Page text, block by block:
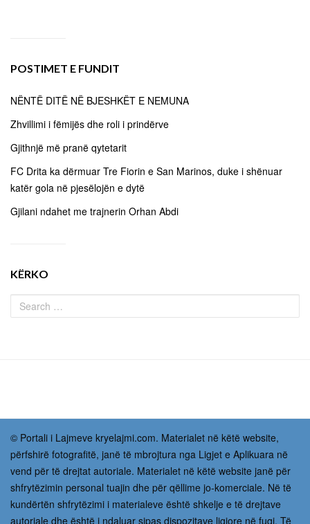
POSTIMET E FUNDIT
NËNTË DITË NË BJESHKËT E NEMUNA
Zhvillimi i fëmijës dhe roli i prindërve
Gjithnjë më pranë qytetarit
FC Drita ka dërmuar Tre Fiorin e San Marinos, duke i shënuar
katër gola në pjesëlojën e dytë
Gjilani ndahet me trajnerin Orhan Abdi
KËRKO
© Portali i Lajmeve kryelajmi.com. Materialet në këtë website,
përfshirë fotografitë, janë të mbrojtura nga Ligjet e Aplikuara në
vend për të drejtat autoriale. Materialet në këtë website janë për
shfrytëzimin personal tuajin dhe për qëllime jo-komerciale. Në të
kundërtën shfrytëzimi i materialeve është shkelje e të drejtave
autoriale dhe është i ndaluar sipas dispozitave ligjore në fuqi. Të